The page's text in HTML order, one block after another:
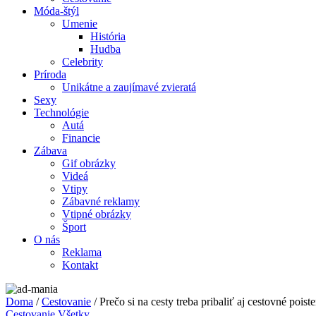
Móda-štýl
Umenie
História
Hudba
Celebrity
Príroda
Unikátne a zaujímavé zvieratá
Sexy
Technológie
Autá
Financie
Zábava
Gif obrázky
Videá
Vtipy
Zábavné reklamy
Vtipné obrázky
Šport
O nás
Reklama
Kontakt
Doma /Cestovanie / Prečo si na cesty treba pribaliť aj cestovné